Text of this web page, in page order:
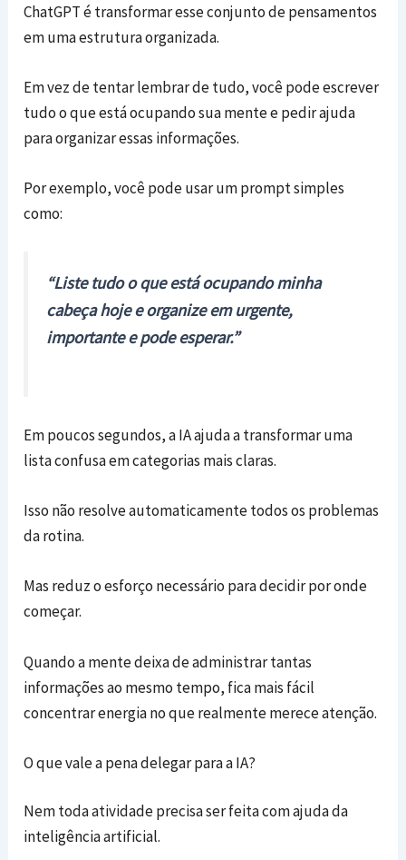
ChatGPT é transformar esse conjunto de pensamentos
em uma estrutura organizada.
Em vez de tentar lembrar de tudo, você pode escrever
tudo o que está ocupando sua mente e pedir ajuda
para organizar essas informações.
Por exemplo, você pode usar um prompt simples
como:
“Liste tudo o que está ocupando minha
cabeça hoje e organize em urgente,
importante e pode esperar.”
Em poucos segundos, a IA ajuda a transformar uma
lista confusa em categorias mais claras.
Isso não resolve automaticamente todos os problemas
da rotina.
Mas reduz o esforço necessário para decidir por onde
começar.
Quando a mente deixa de administrar tantas
informações ao mesmo tempo, fica mais fácil
concentrar energia no que realmente merece atenção.
O que vale a pena delegar para a IA?
Nem toda atividade precisa ser feita com ajuda da
inteligência artificial.